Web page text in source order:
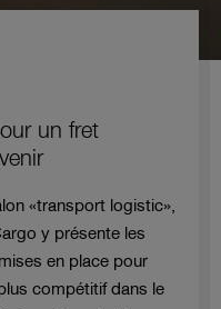
un fret
«transport logistic»,
y présente les
en place pour
compétitif dans le